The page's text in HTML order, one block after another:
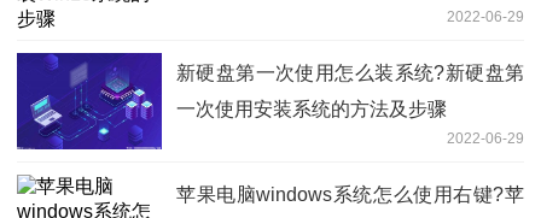
2022-06-29
新硬盘第一次使用怎么装系统?新硬盘第
一次使用安装系统的方法及步骤
2022-06-29
苹果电脑windows系统怎么使用右键?苹